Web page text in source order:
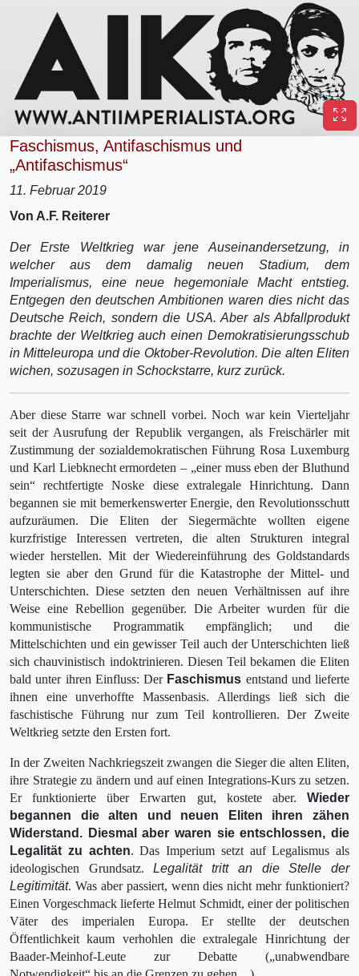
Faschismus, Antifaschismus und
„Antifaschismus“
11. Februar 2019
Von A.F. Reiterer
Der Erste Weltkrieg war jene Auseinandersetzung, in
welcher aus dem damalig neuen Stadium, dem
Imperialismus, eine neue hegemoniale Macht entstieg.
Entgegen den deutschen Ambitionen waren dies nicht das
Deutsche Reich, sondern die USA. Aber als Abfallprodukt
brachte der Weltkrieg auch einen Demokratisierungsschub
in Mitteleuropa und die Oktober-Revolution. Die alten Eliten
wichen, sozusagen in Schockstarre, kurz zurück.
Aber diese Star­re war schnell vorbei. Noch war kein Vierteljahr
seit der Ausrufung der Republik vergangen, als Freischärler mit
Zustimmung der sozialdemokratischen Führung Rosa Luxemburg
und Karl Liebknecht ermordeten – „einer muss eben der Bluthund
sein“ rechtfertigte Noske diese extralegale Hinrichtung. Dann
begannen sie mit bemerkenswerter Energie, den Revolutions­schutt
aufzuräumen. Die Eliten der Siegermächte wollten eigene
kurzfristige Interessen ver­treten, die alten Strukturen integral
wieder herstellen. Mit der Wiedereinführung des Gold­standards
legten sie aber den Grund für die Katastrophe der Mittel- und
Unterschichten. Diese setzten den neuen Verhältnissen auf ihre
Weise eine Rebellion gegenüber. Die Arbeiter wur­den für die
kommunistische Programmatik empfänglich; und die
Mittelschichten und ein gewisser Teil auch der Unterschichten ließ
sich chauvinistisch indoktrinieren. Diesen Teil bekamen die Eliten
bald unter ihren Einfluss: Der Faschismus entstand und lieferte
ihnen eine unverhoffte Massenbasis. Allerdings ließ sich die
faschistische Führung nur zum Teil kontrollieren. Der Zweite
Weltkrieg setzte den Ersten fort.
In der Zweiten Nachkriegszeit zwangen die Sieger die alten Eliten,
ihre Strategie zu ändern und auf einen Integrations-Kurs zu setzen.
Er funktionierte über Erwarten gut, kostete aber. Wieder
begannen die alten und neuen Eliten ihren zähen
Widerstand. Diesmal aber waren sie entschlossen, die
Legalität zu achten. Das Imperium setzt auf Legalismus als
ideologischen Grundsatz.Legalität tritt an die Stelle der
Legitimität. Was aber passiert, wenn dies nicht mehr funktioniert?
Einen Vorgeschmack lieferte Helmut Schmidt, einer der politi­schen
Väter des imperialen Europa. Er stellte der deutschen
Öffentlichkeit kaum verhohlen die extralegale Hinrichtung der
Baader-Meinhof-Leute zur Debatte („unabwendbare